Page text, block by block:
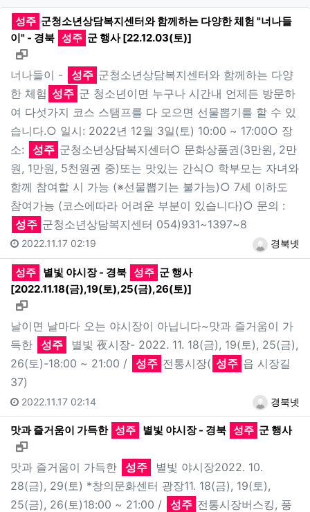
성주 군청소년상담복지센터와 함께하는 다양한 체험 "너나들
이" - 경북 성주 군 행사 [22.12.03(토)]
새창으로 보기
너나들이 - 성주 군청소년상담복지센터와 함께하는 다양
한 체험 성주 군 청소년이면 누구나 시간내 언제든 방문하
여 다섯가지 코스 스탬프를 다 모으면 선물뽑기를 할 수 있
습니다.○ 일시: 2022년 12월 3일(토) 10:00 ~ 17:00○ 장
소:
성주 군청소년상담복지센터○ 문화상품권(3만원, 2만
원, 1만원, 5천원권 중)또는 맛있는 간식○ 학부모는 자녀와
함께 참여할 시 가능 (※선물뽑기는 불가능)○ 7세 이하도
참여가능 (코스에따라 어려운 부분이 있습니다)○ 문의 :
성주 군청소년상담복지센터 054)931~1397~8
경북넷
2022.11.17 02:19
성주 별빛 야시장 - 경북 성주 군 행사
[2022.11.18(금),19(토),25(금),26(토)]
새창으로 보기
날이면 날마다 오는 야시장이 아닙니다~맛과 즐거움이 가
득한 성주
별빛 夜시장- 2022. 11. 18(금), 19(토), 25(금),
26(토)-18:00 ~ 21:00 /
성주 전통시장( 성주 읍 시장길
37)
경북넷
2022.11.17 02:14
맛과 즐거움이 가득한 성주 별빛 야시장 - 경북 성주 군 행사
새창으로 보기
맛과 즐거움이 가득한 성주
별빛 야시장2022. 10.
28(금), 29(토) *창의문화센터 광장11. 18(금), 19(토),
25(금), 26(토)18:00 ~ 21:00 /
성주 전통시장버스킹, 풍